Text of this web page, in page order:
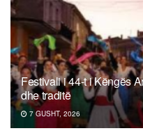
Festivali i 44-t i Këngës
dhe traditë
7 GUSHT, 2026